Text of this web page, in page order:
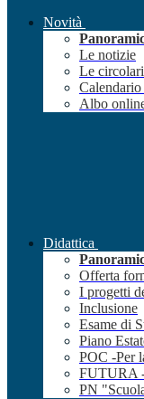
Novità
Le notizie
Le circolari
Albo
Didattica
Offerta
I progetti
Inclusione
Esame di
Piano
POC -Per
FUTURA
PN